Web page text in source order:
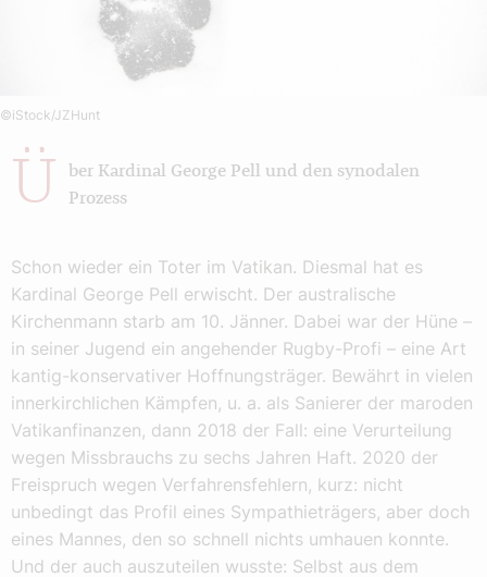
©iStock/JZHunt
Ü
ber Kardinal George Pell und den synodalen
Prozess
Schon wieder ein Toter im Vatikan. Diesmal hat es
Kardinal George Pell erwischt. Der australische
Kirchenmann starb am 10. Jänner. Dabei war der Hüne –
in seiner Jugend ein angehender Rugby-Profi – eine Art
kantig-konservativer Hoffnungsträger. Bewährt in vielen
innerkirchlichen Kämpfen, u. a. als Sanierer der maroden
Vatikanfinanzen, dann 2018 der Fall: eine Verurteilung
wegen Missbrauchs zu sechs Jahren Haft. 2020 der
Freispruch wegen Verfahrensfehlern, kurz: nicht
unbedingt das Profil eines Sympathieträgers, aber doch
eines Mannes, den so schnell nichts umhauen konnte.
Und der auch auszuteilen wusste: Selbst aus dem